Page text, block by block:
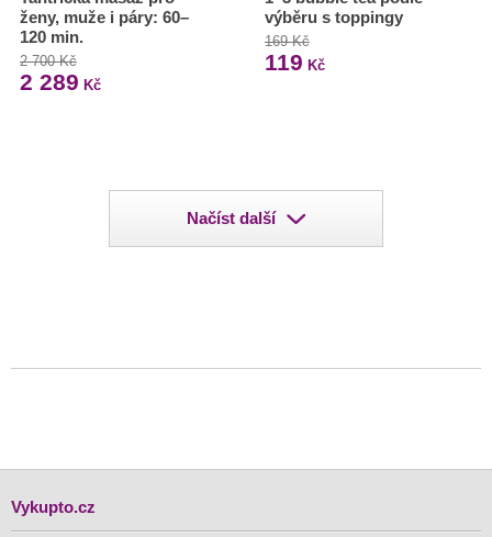
ženy, muže i páry: 60–
120 min.
2 700 Kč
2 289 Kč
výběru s toppingy
169 Kč
119 Kč
Načíst další
Vykupto.cz